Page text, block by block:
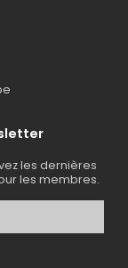
les dernières
les membres.